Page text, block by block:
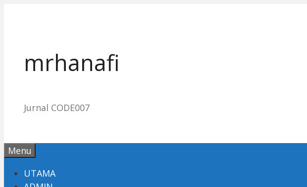
mrhanafi
Jurnal CODE007
Menu
UTAMA